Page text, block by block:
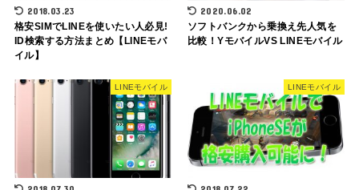
2018.03.23
格安SIMでLINEを使いたい人必見!
ID検索する方法まとめ【LINEモバ
イル】
2020.06.02
ソフトバンクから乗換え先人気を
比較！YモバイルVS LINEモバイル
LINEモバイル LINEモバイル